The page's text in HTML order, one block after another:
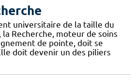
universitaire de la taille du
Recherche, moteur de soins
de pointe, doit se
doit devenir un des piliers